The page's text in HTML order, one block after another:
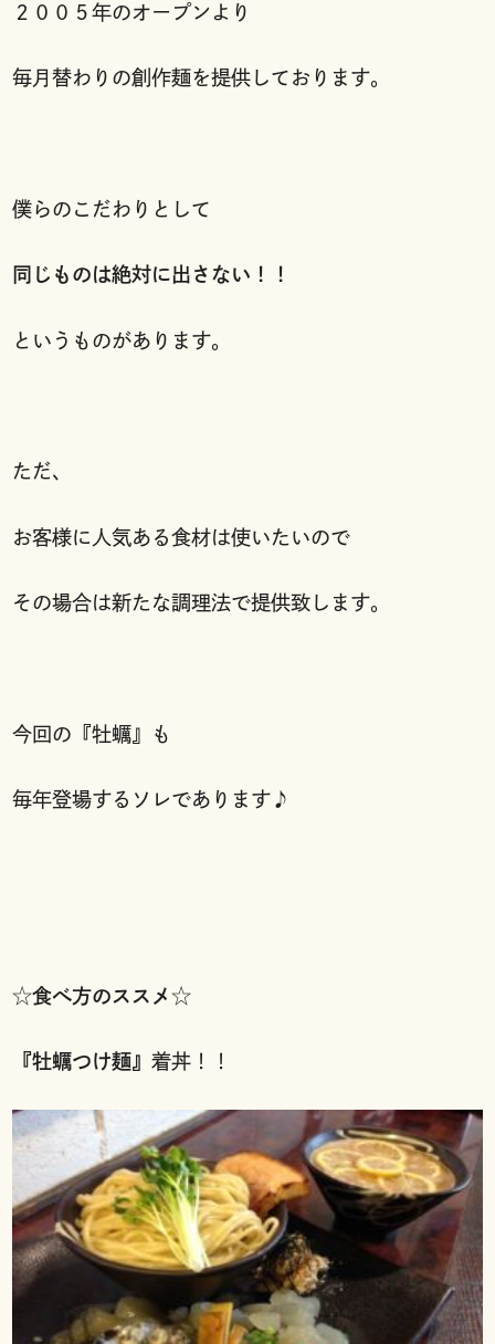
２００５年のオープンより
毎月替わりの創作麺を提供しております。
僕らのこだわりとして
同じものは絶対に出さない！！
というものがあります。
ただ、
お客様に人気ある食材は使いたいので
その場合は新たな調理法で提供致します。
今回の『牡蠣』も
毎年登場するソレであります♪
☆食べ方のススメ☆
『牡蠣つけ麺』着丼！！